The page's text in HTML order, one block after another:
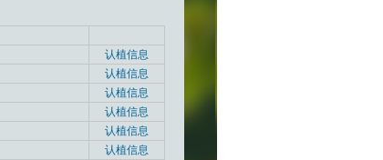
认植信息
认植信息
认植信息
认植信息
认植信息
认植信息